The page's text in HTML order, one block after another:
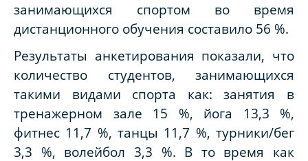
занимающихся спортом во время
дистанционного обучения составило 56 %.
Результаты анкетирования показали, что
количество студентов, занимающихся
такими видами спорта как: занятия в
тренажерном зале 15 %, йога 13,3 %,
фитнес 11,7 %, танцы 11,7 %, турники/бег
3,3 %, волейбол 3,3 %. В то время как